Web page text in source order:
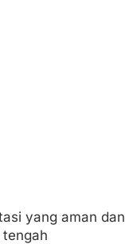
yang aman dan